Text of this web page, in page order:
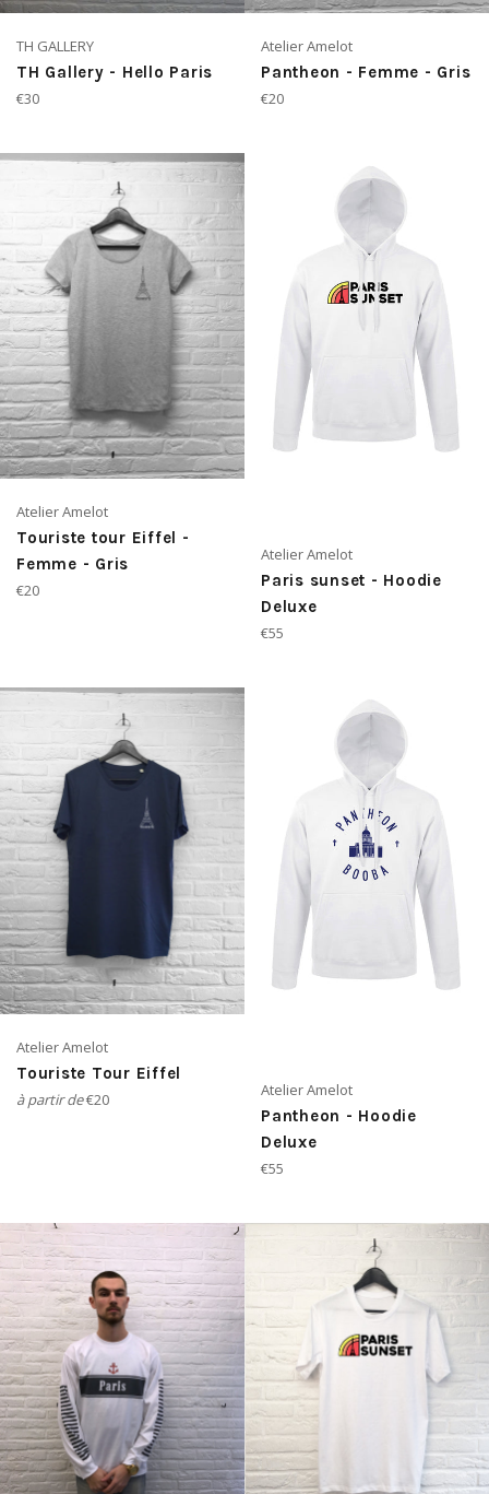
TH GALLERY
TH Gallery - Hello Paris
Prix
€30
Atelier Amelot
Pantheon - Femme - Gris
Prix
€20
Atelier Amelot
Touriste tour Eiffel -
Femme - Gris
Prix
€20
Atelier Amelot
Paris sunset - Hoodie
Deluxe
Prix
€55
Atelier Amelot
Touriste Tour Eiffel
à partir de€20
Atelier Amelot
Pantheon - Hoodie
Deluxe
Prix
€55